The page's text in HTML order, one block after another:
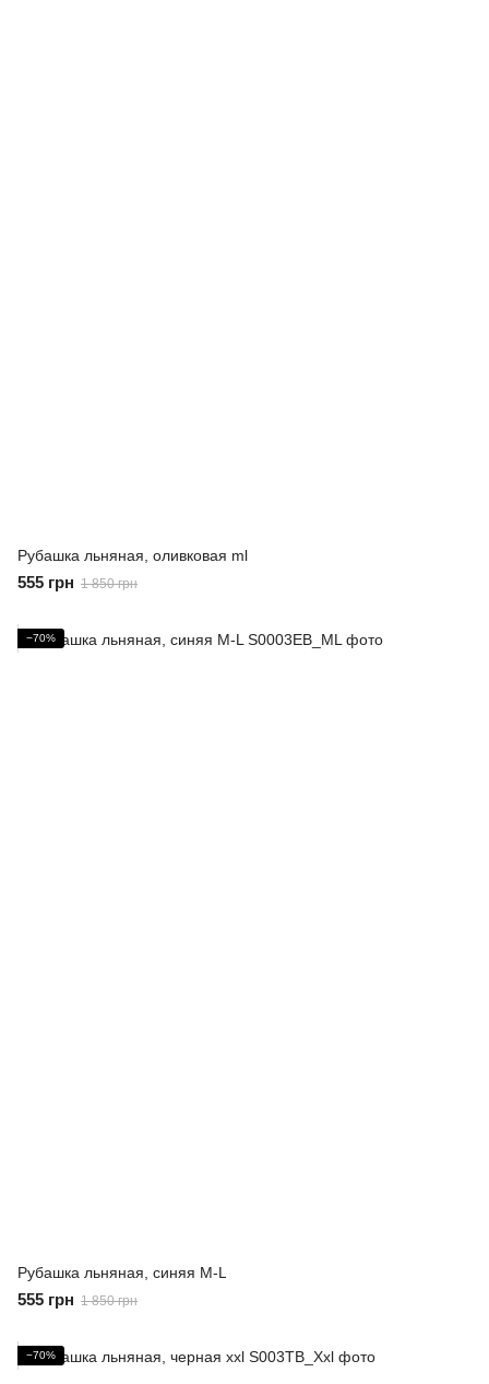
Рубашка льняная, оливковая ml
555 грн 1 850 грн
−70%
Рубашка льняная, синяя M-L
555 грн 1 850 грн
−70%